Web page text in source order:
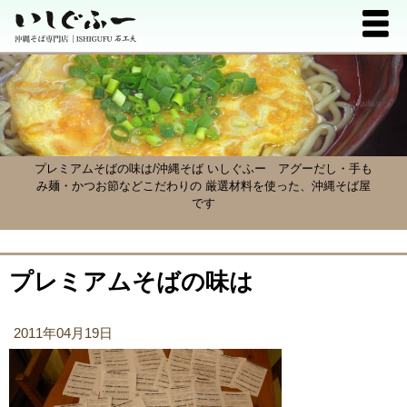
プレミアムそばの味は/沖縄そば いしぐふー
アグーだし・手も
み麺・かつお節などこだわりの 厳選材料を使った、沖縄そば屋
です
プレミアムそばの味は
2011年04月19日